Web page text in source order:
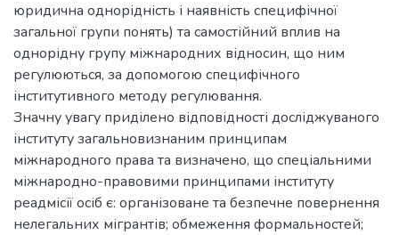
юридична однорідність і наявність специфічної
загальної групи понять) та самостійний вплив на
однорідну групу міжнародних відносин, що ним
регулюються, за допомогою специфічного
інститутивного методу регулювання.
Значну увагу приділено відповідності досліджуваного
інституту загальновизнаним принципам
міжнародного права та визначено, що спеціальними
міжнародно-правовими принципами інституту
реадмісії осіб є: організоване та безпечне повернення
нелегальних мігрантів; обмеження формальностей;